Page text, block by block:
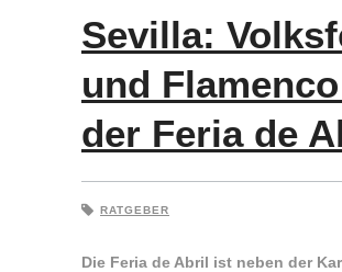
Sevilla:
und
der Feria de
RATGEBER
Die Feria de Abril ist neben der